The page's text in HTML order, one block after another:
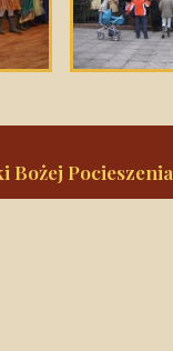
Bożej Pocieszenia